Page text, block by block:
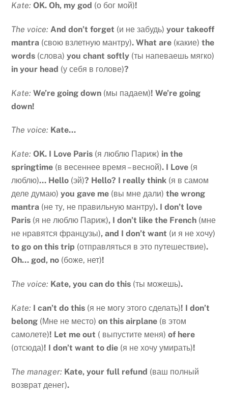
Kate:OK.Oh, my god (о бог мой)!
The voice:And don’t forget (и не забудь) your takeoff
mantra (свою взлетную мантру).What are (какие) the
words (слова) you chant softly (ты напеваешь мягко)
in your head (у себя в голове)?
Kate:We’re going down (мы падаем)! We’re going
down!
The voice: Kate…
Kate:OK. I Love Paris (я люблю Париж) in the
springtime (в весеннее время – весной). I Love (я
люблю)… Hello (эй)? Hello? I really think (я в самом
деле думаю) you gave me (вы мне дали) the wrong
mantra (не ту, не правильную мантру). I don’t love
Paris (я не люблю Париж), I don’t like the French (мне
не нравятся французы), and I don’t want (и я не хочу)
to go on this trip (отправляться в это путешествие).
Oh… god, no (боже, нет)!
The voice: Kate, you can do this (ты можешь).
Kate: I can’t do this (я не могу этого сделать)! I don’t
belong (Мне не место) on this airplane (в этом
самолете)! Let me out ( выпустите меня) of here
(отсюда)! I don’t want to die (я не хочу умирать)!
The manager: Kate, your full refund (ваш полный
возврат денег).